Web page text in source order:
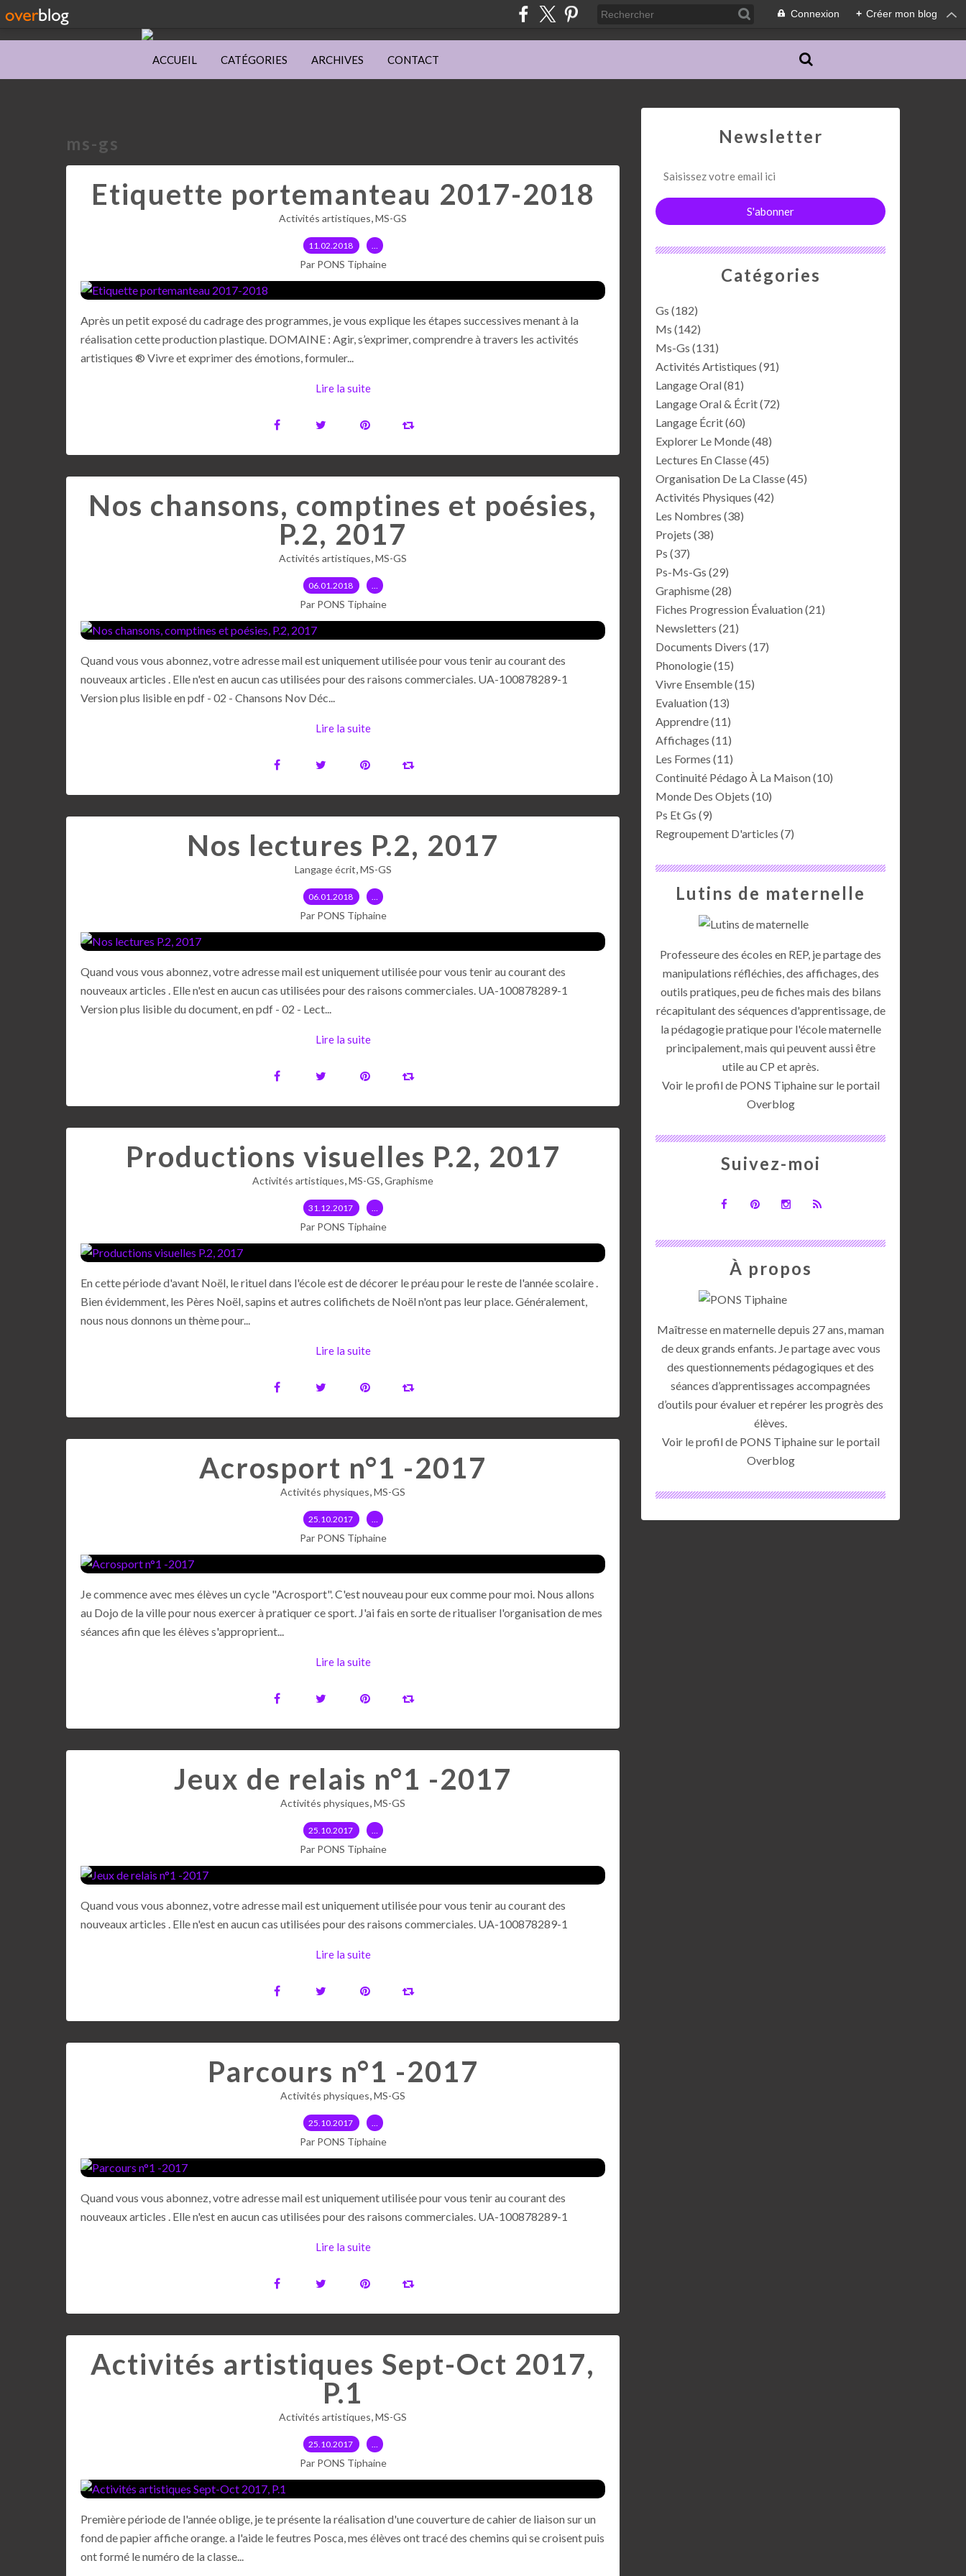
Connexion + Créer mon blog
ACCUEIL CATÉGORIES ARCHIVES CONTACT
ms-gs
Etiquette portemanteau 2017-2018
Activités artistiques,MS-GS
11.02.2018 …
Par PONS Tiphaine
Après un petit exposé du cadrage des programmes, je vous explique les étapes successives menant à la
réalisation cette production plastique. DOMAINE : Agir, s’exprimer, comprendre à travers les activités
artistiques ® Vivre et exprimer des émotions, formuler...
Lire la suite
Nos chansons, comptines et poésies,
P.2, 2017
Activités artistiques,MS-GS
06.01.2018 …
Par PONS Tiphaine
Quand vous vous abonnez, votre adresse mail est uniquement utilisée pour vous tenir au courant des
nouveaux articles . Elle n'est en aucun cas utilisées pour des raisons commerciales. UA-100878289-1
Version plus lisible en pdf - 02 - Chansons Nov Déc...
Lire la suite
Nos lectures P.2, 2017
Langage écrit,MS-GS
06.01.2018 …
Par PONS Tiphaine
Quand vous vous abonnez, votre adresse mail est uniquement utilisée pour vous tenir au courant des
nouveaux articles . Elle n'est en aucun cas utilisées pour des raisons commerciales. UA-100878289-1
Version plus lisible du document, en pdf - 02 - Lect...
Lire la suite
Productions visuelles P.2, 2017
Activités artistiques,MS-GS,Graphisme
31.12.2017 …
Par PONS Tiphaine
En cette période d'avant Noël, le rituel dans l'école est de décorer le préau pour le reste de l'année scolaire .
Bien évidemment, les Pères Noël, sapins et autres colifichets de Noël n'ont pas leur place. Généralement,
nous nous donnons un thème pour...
Lire la suite
Acrosport n°1 -2017
Activités physiques,MS-GS
25.10.2017 …
Par PONS Tiphaine
Je commence avec mes élèves un cycle "Acrosport". C'est nouveau pour eux comme pour moi. Nous allons
au Dojo de la ville pour nous exercer à pratiquer ce sport. J'ai fais en sorte de ritualiser l'organisation de mes
séances afin que les élèves s'approprient...
Lire la suite
Jeux de relais n°1 -2017
Activités physiques,MS-GS
25.10.2017 …
Par PONS Tiphaine
Quand vous vous abonnez, votre adresse mail est uniquement utilisée pour vous tenir au courant des
nouveaux articles . Elle n'est en aucun cas utilisées pour des raisons commerciales. UA-100878289-1
Lire la suite
Parcours n°1 -2017
Activités physiques,MS-GS
25.10.2017 …
Par PONS Tiphaine
Quand vous vous abonnez, votre adresse mail est uniquement utilisée pour vous tenir au courant des
nouveaux articles . Elle n'est en aucun cas utilisées pour des raisons commerciales. UA-100878289-1
Lire la suite
Activités artistiques Sept-Oct 2017,
P.1
Activités artistiques,MS-GS
25.10.2017 …
Par PONS Tiphaine
Première période de l'année oblige, je te présente la réalisation d'une couverture de cahier de liaison sur un
fond de papier affiche orange. a l'aide le feutres Posca, mes élèves ont tracé des chemins qui se croisent puis
ont formé le numéro de la classe...
Newsletter
Catégories
Gs (182)
Ms (142)
Ms-Gs (131)
Activités Artistiques (91)
Langage Oral(81)
Langage Oral & Écrit(72)
Langage Écrit(60)
Explorer Le Monde(48)
Lectures En Classe(45)
Organisation De La Classe(45)
Activités Physiques (42)
Les Nombres (38)
Projets (38)
Ps (37)
Ps-Ms-Gs (29)
Graphisme(28)
Fiches Progression Évaluation(21)
Newsletters (21)
Documents Divers (17)
Phonologie(15)
Vivre Ensemble(15)
Evaluation(13)
Apprendre(11)
Affichages (11)
Les Formes (11)
Continuité Pédago À La Maison(10)
Monde Des Objets (10)
Ps Et Gs (9)
Regroupement D'articles (7)
Lutins de maternelle
Professeure des écoles en REP, je partage des
manipulations réfléchies, des affichages, des
outils pratiques, peu de fiches mais des bilans
récapitulant des séquences d'apprentissage, de
la pédagogie pratique pour l'école maternelle
principalement, mais qui peuvent aussi être
utile au CP et après.
Voir le profil de PONS Tiphainesur le portail
Overblog
Suivez-moi
À propos
Maîtresse en maternelle depuis 27 ans, maman
de deux grands enfants. Je partage avec vous
des questionnements pédagogiques et des
séances d’apprentissages accompagnées
d’outils pour évaluer et repérer les progrès des
élèves.
Voir le profil de PONS Tiphainesur le portail
Overblog